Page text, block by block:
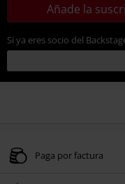
Añade la
Si ya eres socio del
Paga por factura